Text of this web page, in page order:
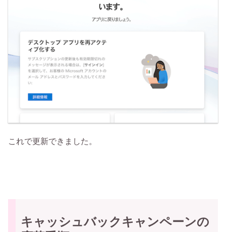
これで更新できました。
キャッシュバックキャンペーンの